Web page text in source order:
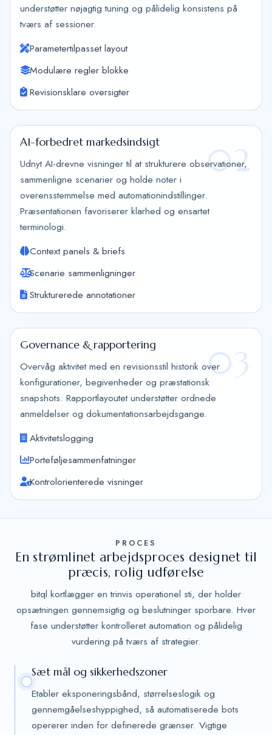
understøtter nøjagtig tuning og pålidelig konsistens på
tværs af sessioner.
Parametertilpasset layout
Modulære regler blokke
Revisionsklare oversigter
02
AI-forbedret markedsindsigt
Udnyt AI-drevne visninger til at strukturere observationer,
sammenligne scenarier og holde noter i
overensstemmelse med automationindstillinger.
Præsentationen favoriserer klarhed og ensartet
terminologi.
Context panels & briefs
Scenarie sammenligninger
Strukturerede annotationer
03
Governance & rapportering
Overvåg aktivitet med en revisionsstil historik over
konfigurationer, begivenheder og præstationsk
snapshots. Rapportlayoutet understøtter ordnede
anmeldelser og dokumentationsarbejdsgange.
Aktivitetslogging
Porteføljesammenfatninger
Kontrolorienterede visninger
PROCES
En strømlinet arbejdsproces designet til
præcis, rolig udførelse
bitql kortlægger en trinvis operationel sti, der holder
opsætningen gennemsigtig og beslutninger sporbare. Hver
fase understøtter kontrolleret automation og pålidelig
vurdering på tværs af strategier.
Sæt mål og sikkerhedszoner
Etabler eksponeringsbånd, størrelseslogik og
gennemgåelseshyppighed, så automatiserede bots
opererer inden for definerede grænser. Vigtige